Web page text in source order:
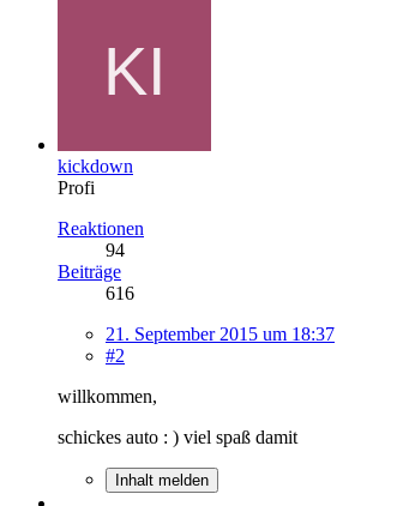
kickdown
Profi
Reaktionen
94
Beiträge
616
21. September 2015 um 18:37
#2
willkommen,
schickes auto : ) viel spaß damit
Inhalt melden